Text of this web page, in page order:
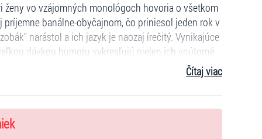
vo vzájomných monológoch hovoria o všetkom
banálne-obyčajnom, čo priniesol jeden rok v
narástol a ich jazyk je naozaj írečitý. Vynikajúce
dávkou humoru vykresľujú nielen ich vnútorné
divadelnom festivale Fringe, anglosaské médiá
Čítaj viac